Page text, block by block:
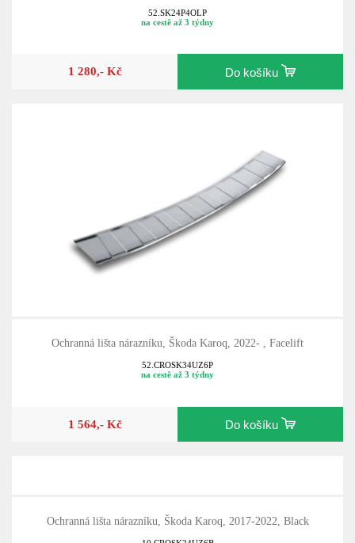
52.SK24P4OLP
na cestě až 3 týdny
1 280,- Kč Do košíku
Ochranná lišta nárazníku, Škoda Karoq, 2022- , Facelift
52.CROSK34UZ6P
na cestě až 3 týdny
1 564,- Kč Do košíku
Ochranná lišta nárazníku, Škoda Karoq, 2017-2022, Black